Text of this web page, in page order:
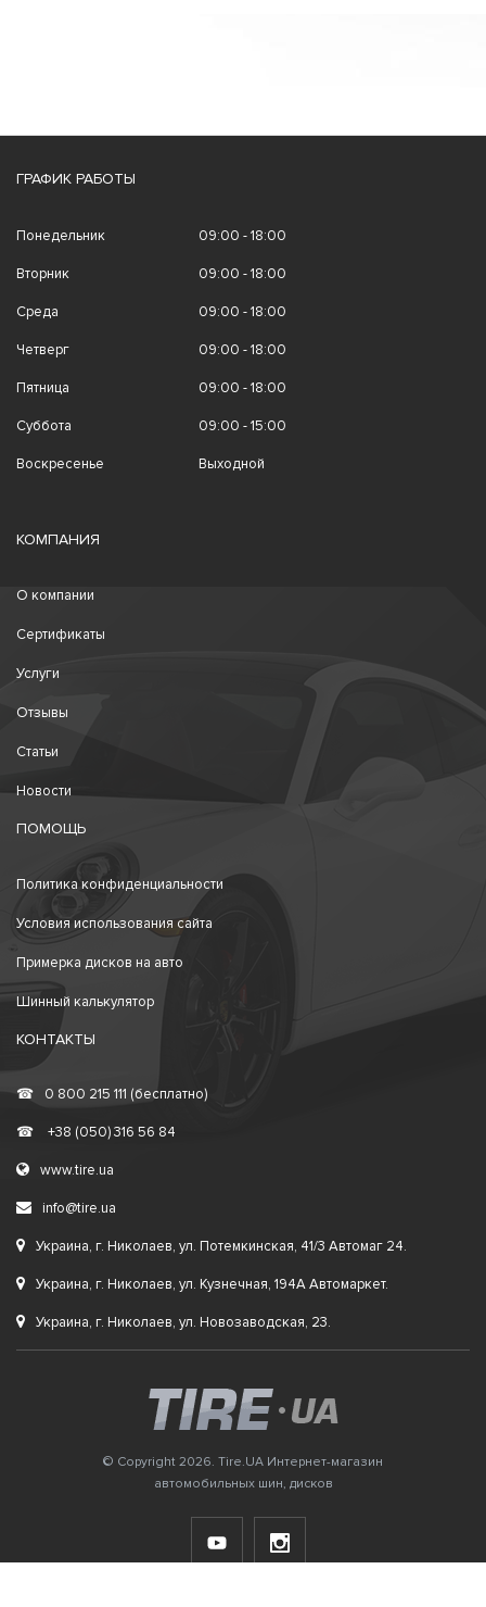
ГРАФИК РАБОТЫ
Понедельник 09:00 - 18:00
Вторник 09:00 - 18:00
Среда 09:00 - 18:00
Четверг 09:00 - 18:00
Пятница 09:00 - 18:00
Суббота 09:00 - 15:00
Воскресенье Выходной
КОМПАНИЯ
О компании
Сертификаты
Услуги
Отзывы
Статьи
Новости
ПОМОЩЬ
Политика конфиденциальности
Условия использования сайта
Примерка дисков на авто
Шинный калькулятор
КОНТАКТЫ
☎ 0 800 215 111 (бесплатно)
☎ +38 (050) 316 56 84
www.tire.ua
info@tire.ua
Украина, г. Николаев, ул. Потемкинская, 41/3 Автомаг 24.
Украина, г. Николаев, ул. Кузнечная, 194А Автомаркет.
Украина, г. Николаев, ул. Новозаводская, 23.
© Copyright 2026. Tire.UA Интернет-магазин
автомобильных шин, дисков